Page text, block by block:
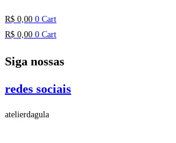
R$ 0,00 0 Cart
R$ 0,00 0 Cart
Siga nossas
redes sociais
atelierdagula